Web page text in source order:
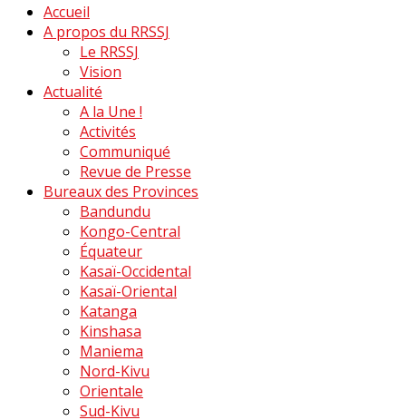
Accueil
A propos du RRSSJ
Le RRSSJ
Vision
Actualité
A la Une !
Activités
Communiqué
Revue de Presse
Bureaux des Provinces
Bandundu
Kongo-Central
Équateur
Kasaï-Occidental
Kasaï-Oriental
Katanga
Kinshasa
Maniema
Nord-Kivu
Orientale
Sud-Kivu